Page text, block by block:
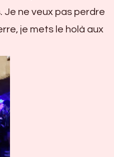
Je ne veux pas perdre
je mets le holà aux